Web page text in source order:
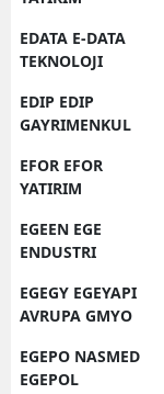
EDATA E-DATA
TEKNOLOJI
EDIP EDIP
GAYRIMENKUL
EFOR EFOR
YATIRIM
EGEEN EGE
ENDUSTRI
EGEGY EGEYAPI
AVRUPA GMYO
EGEPO NASMED
EGEPOL